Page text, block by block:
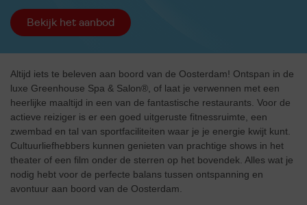
Bekijk het aanbod
Altijd iets te beleven aan boord van de Oosterdam! Ontspan in de
luxe Greenhouse Spa & Salon®, of laat je verwennen met een
heerlijke maaltijd in een van de fantastische restaurants. Voor de
actieve reiziger is er een goed uitgeruste fitnessruimte, een
zwembad en tal van sportfaciliteiten waar je je energie kwijt kunt.
Cultuurliefhebbers kunnen genieten van prachtige shows in het
theater of een film onder de sterren op het bovendek. Alles wat je
nodig hebt voor de perfecte balans tussen ontspanning en
avontuur aan boord van de Oosterdam.